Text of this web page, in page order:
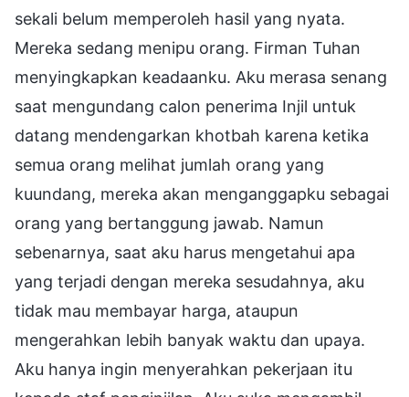
sekali belum memperoleh hasil yang nyata.
Mereka sedang menipu orang. Firman Tuhan
menyingkapkan keadaanku. Aku merasa senang
saat mengundang calon penerima Injil untuk
datang mendengarkan khotbah karena ketika
semua orang melihat jumlah orang yang
kuundang, mereka akan menganggapku sebagai
orang yang bertanggung jawab. Namun
sebenarnya, saat aku harus mengetahui apa
yang terjadi dengan mereka sesudahnya, aku
tidak mau membayar harga, ataupun
mengerahkan lebih banyak waktu dan upaya.
Aku hanya ingin menyerahkan pekerjaan itu